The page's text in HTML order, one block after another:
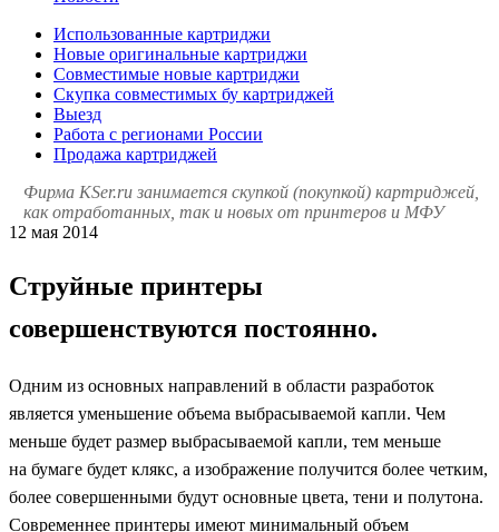
Использованные картриджи
Новые оригинальные картриджи
Совместимые новые картриджи
Скупка совместимых бу картриджей
Выезд
Работа с регионами России
Продажа картриджей
Фирма KSer.ru занимается скупкой (покупкой) картриджей,
как отработанных, так и новых от принтеров и МФУ
12 мая 2014
Струйные принтеры
совершенствуются постоянно.
Одним из основных направлений в области разработок
является уменьшение объема выбрасываемой капли. Чем
меньше будет размер выбрасываемой капли, тем меньше
на бумаге будет клякс, а изображение получится более четким,
более совершенными будут основные цвета, тени и полутона.
Современнее принтеры имеют минимальный объем